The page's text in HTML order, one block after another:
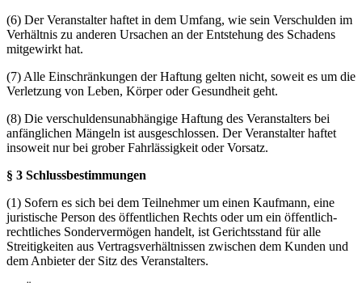
(6) Der Veranstalter haftet in dem Umfang, wie sein Verschulden im
Verhältnis zu anderen Ursachen an der Entstehung des Schadens
mitgewirkt hat.
(7) Alle Einschränkungen der Haftung gelten nicht, soweit es um die
Verletzung von Leben, Körper oder Gesundheit geht.
(8) Die verschuldensunabhängige Haftung des Veranstalters bei
anfänglichen Mängeln ist ausgeschlossen. Der Veranstalter haftet
insoweit nur bei grober Fahrlässigkeit oder Vorsatz.
§ 3 Schlussbestimmungen
(1) Sofern es sich bei dem Teilnehmer um einen Kaufmann, eine
juristische Person des öffentlichen Rechts oder um ein öffentlich-
rechtliches Sondervermögen handelt, ist Gerichtsstand für alle
Streitigkeiten aus Vertragsverhältnissen zwischen dem Kunden und
dem Anbieter der Sitz des Veranstalters.